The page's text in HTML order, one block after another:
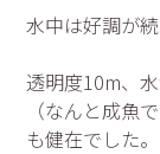
水中は好調が
透明度10m、
（なんと成魚
も健在でした。